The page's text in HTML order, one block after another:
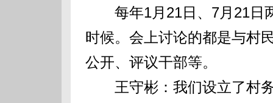
每年1月21日、7月21日
时候。会上讨论的都是与村
公开、评议干部等。
王守彬：我们设立了村务